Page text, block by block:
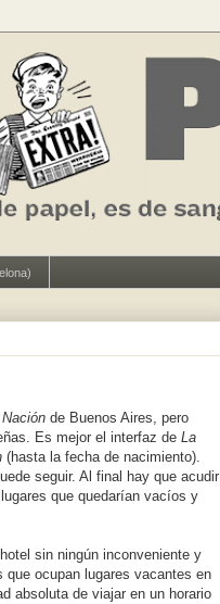
de Buenos Aires, pero
Es mejor el interfaz de La
(hasta la fecha de nacimiento).
seguir. Al final hay que acudir
que quedarían vacíos y
sin ningún inconveniente y
ocupan lugares vacantes en
absoluta de viajar en un horario